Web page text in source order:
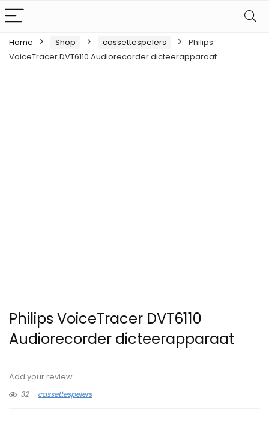
Home Shop cassettespelers
Philips
VoiceTracer DVT6110 Audiorecorder dicteerapparaat
Philips VoiceTracer DVT6110
Audiorecorder dicteerapparaat
Add your review
32
cassettespelers